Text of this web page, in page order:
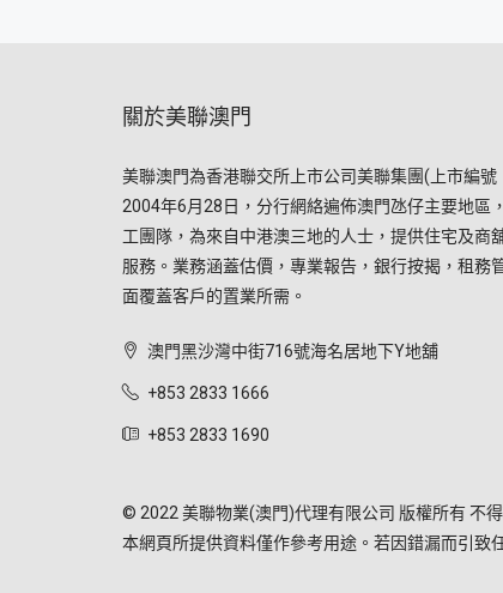
關於美聯澳門
美聯澳門為香港聯交所上市公司美聯集團(上市編
2004年6月28日，分行網絡遍佈澳門氹仔主要地區
工團隊，為來自中港澳三地的人士，提供住宅及商
服務。業務涵蓋估價，專業報告，銀行按揭，租務
面覆蓋客戶的置業所需。
澳門黑沙灣中街716號海名居地下Y地舖
+853 2833 1666
+853 2833 1690
© 2022 美聯物業(澳門)代理有限公司 版權所有 不
本網頁所提供資料僅作參考用途。若因錯漏而引致